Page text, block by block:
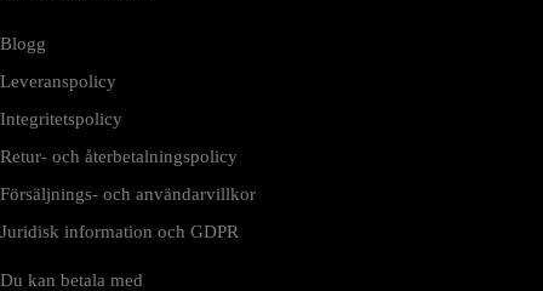
Blogg
Leveranspolicy
Integritetspolicy
Retur- och återbetalningspolicy
Försäljnings- och användarvillkor
Juridisk information och GDPR
Du kan betala med